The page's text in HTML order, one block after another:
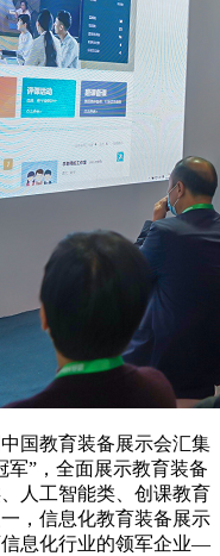
国教育装备展示会汇集
军”，全面展示教育装备
人工智能类、创课教育
，信息化教育装备展示
息化行业的领军企业—